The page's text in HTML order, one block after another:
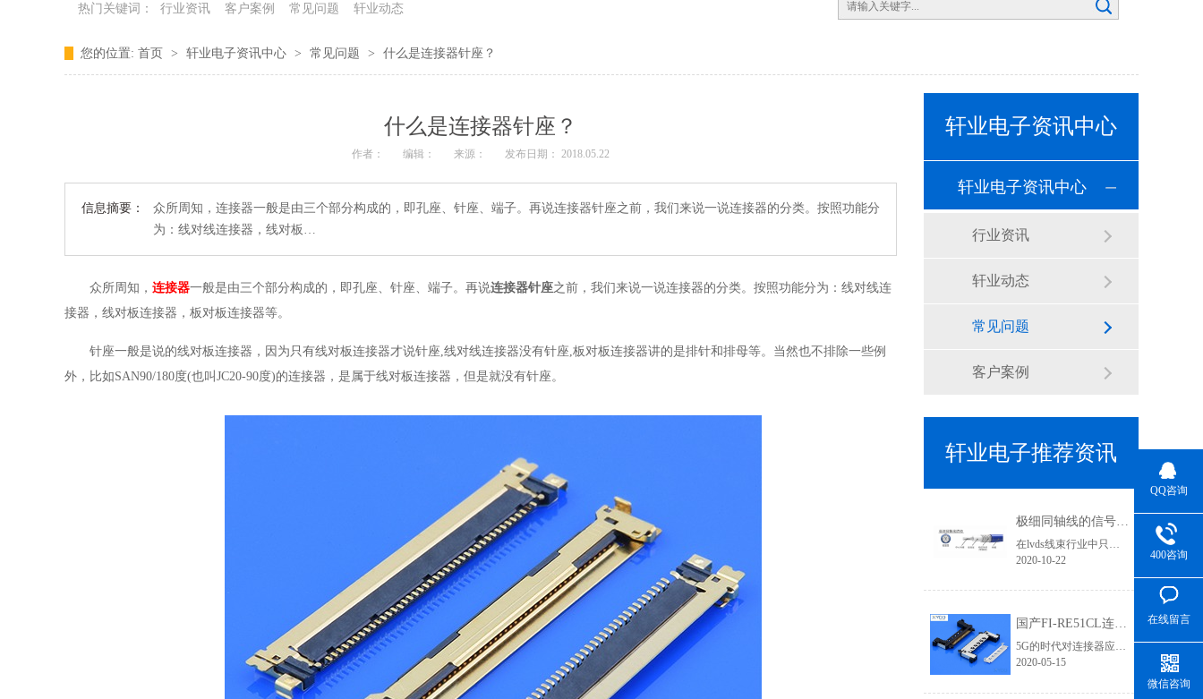
热门关键词： 行业资讯 客户案例 常见问题 轩业动态
您的位置: 首页 > 轩业电子资讯中心 > 常见问题 > 什么是连接器针座？
什么是连接器针座？
作者： 编辑： 来源： 发布日期： 2018.05.22
信息摘要：
众所周知，连接器一般是由三个部分构成的，即孔座、针座、端子。再说连接器针座之前，我们来说一说连接器的分类。按照功能分
为：线对线连接器，线对板…
众所周知， 连接器一般是由三个部分构成的，即孔座、针座、端子。再说连接器针座之前，我们来说一说连接器的分类。按照功能分为：线对线连
接器，线对板连接器，板对板连接器等。
针座一般是说的线对板连接器，因为只有线对板连接器才说针座,线对线连接器没有针座,板对板连接器讲的是排针和排母等。当然也不排除一些例
外，比如SAN90/180度(也叫JC20-90度)的连接器，是属于线对板连接器，但是就没有针座。
轩业电子资讯中心
轩业电子资讯中心
行业资讯
轩业动态
常见问题
客户案例
轩业电子推荐资讯
极细同轴线的信号传输优势有哪些？为何要使用焊接式连接器
在lvds线束行业中只要涉及到高清信号传输、屏蔽效果要求高的线束基本上都会用到极细同轴线，其利用HotBar设备进行焊接加工，两端的接头基本就是焊接式连接器类型了,那使用极细同轴线的优势有哪些？
2020-10-22
国产FI-RE51CL连接器为5G高清信号提供应用支持 「轩业」
5G的时代对连接器应用要求更加严苛，无论是在高清信号、传输速率、屏蔽要求等层次都需要更加专业，优良的品质才能有完美的视觉体验和产品竞争力。在液晶屏线领域，相信对此款lvd连接器一定不陌生，它就是FI-RE连接器系列。它有三个规格：穿端子款、FFC款、焊接款。在4K/8K高清领域对信号干扰、屏蔽效果的要求不仅体现......
2020-05-15
QQ咨询
400咨询
在线留言
微信咨询